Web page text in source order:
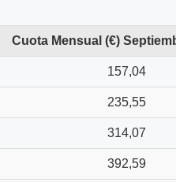
Cuota Mensual (€)
157,04
235,55
314,07
392,59